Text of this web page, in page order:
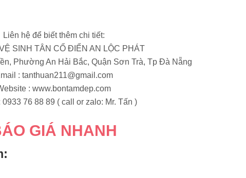
Liên hệ để biết thêm chi tiết:
SINH TÂN CỔ ĐIỂN AN LỘC PHÁT
Phường An Hải Bắc, Quận Sơn Trà, Tp Đà Nẵng
: tanthuan211@gmail.com
: www.bontamdep.com
0933 76 88 89 ( call or zalo: Mr. Tấn )
GIÁ NHANH